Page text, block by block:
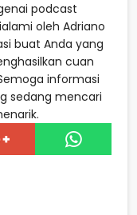
podcast
oleh Adriano
buat Anda yang
cuan
informasi
sedang mencari